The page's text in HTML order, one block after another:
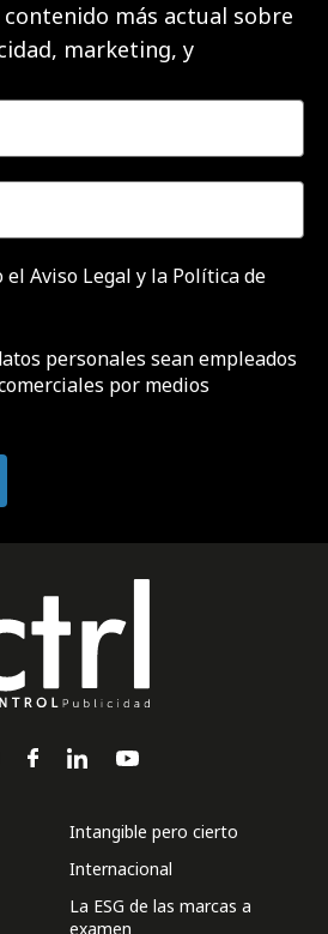
más actual sobre
marketing, y
el Aviso Legal y la Política de
personales sean empleados
por medios
Intangible pero cierto
Internacional
La ESG de las marcas a
examen